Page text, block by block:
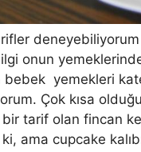
deneyebiliyorum
onun
bebek yemekleri
Çok kısa
tarif olan fincan
ama cupcake